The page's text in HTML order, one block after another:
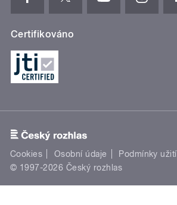
Certifikováno
Cookies Osobní údaje Podmínky užití
© 1997-2026 Český rozhlas